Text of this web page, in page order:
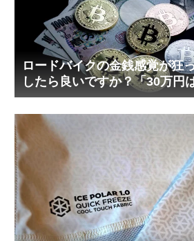
ロードバイクの金銭感覚が狂
したら良いですか？「30万円